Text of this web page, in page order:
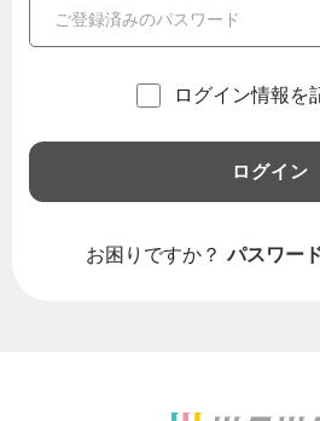
ログイン情報を
ログイン
お困りですか？ パスワー